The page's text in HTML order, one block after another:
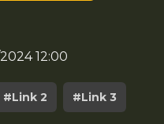
12:00
#Link 2 #Link 3